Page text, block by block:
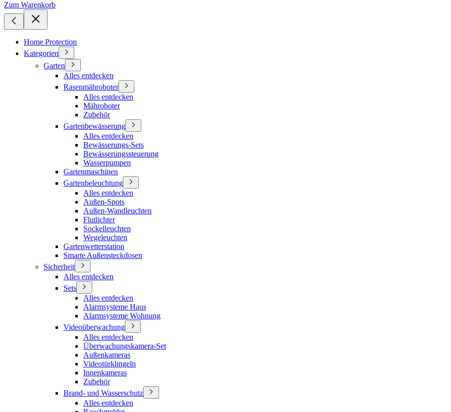
Zum Warenkorb
Home Protection
Kategorien
Garten
Alles entdecken
Rasenmähroboter
Alles entdecken
Mähroboter
Zubehör
Gartenbewässerung
Alles entdecken
Bewässerungs-Sets
Bewässerungssteuerung
Wasserpumpen
Gartenmaschinen
Gartenbeleuchtung
Alles entdecken
Außen-Spots
Außen-Wandleuchten
Flutlichter
Sockelleuchten
Wegeleuchten
Gartenwetterstation
Smarte Außensteckdosen
Sicherheit
Alles entdecken
Sets
Alles entdecken
Alarmsysteme Haus
Alarmsysteme Wohnung
Videoüberwachung
Alles entdecken
Überwachungskamera-Set
Außenkameras
Videotürklingeln
Innenkameras
Zubehör
Brand- und Wasserschutz
Alles entdecken